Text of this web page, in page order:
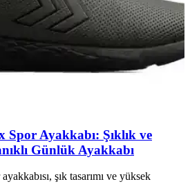
Spor Ayakkabı: Şıklık ve
Günlük Ayakkabı
şık tasarımı ve yüksek